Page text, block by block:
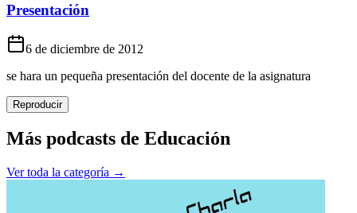
Presentación
6 de diciembre de 2012
se hara un pequeña presentación del docente de la asignatura
Reproducir
Más podcasts de Educación
Ver toda la categoría →